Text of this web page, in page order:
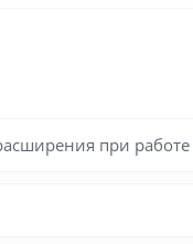
при